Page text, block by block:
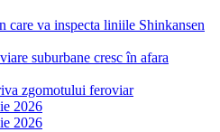
care va inspecta liniile Shinkansen
suburbane cresc în afara
zgomotului feroviar
2026
2026